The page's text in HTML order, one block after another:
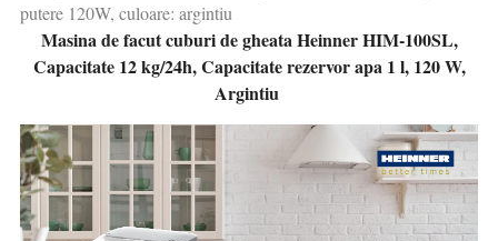
putere 120W, culoare: argintiu
Masina de facut cuburi de gheata Heinner HIM-100SL,
Capacitate 12 kg/24h, Capacitate rezervor apa 1 l, 120 W,
Argintiu